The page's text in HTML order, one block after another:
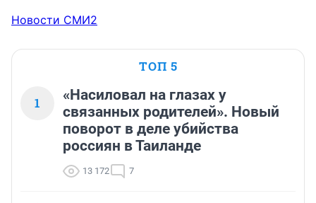
Новости СМИ2
ТОП 5
1
«Насиловал на глазах у
связанных родителей». Новый
поворот в деле убийства
россиян в Таиланде
13 172 7